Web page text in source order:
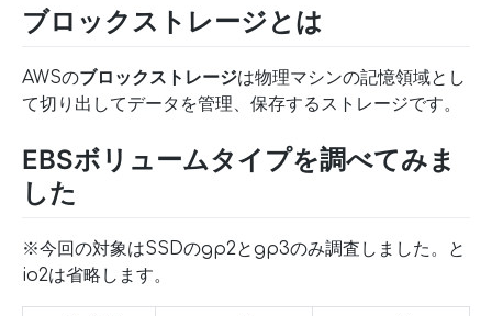
ブロックストレージとは
AWSのブロックストレージは物理マシンの記憶領域とし
て切り出してデータを管理、保存するストレージです。
EBSボリュームタイプを調べてみま
した
※今回の対象はSSDのgp2とgp3のみ調査しました。と
io2は省略します。